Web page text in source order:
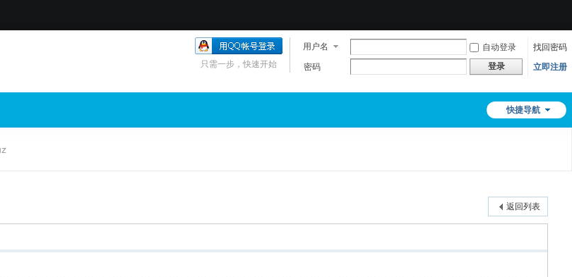
用户名 自动登录
找回密码
密码
登录 立即注册
只需一步，快速开始
快捷导航
返回列表